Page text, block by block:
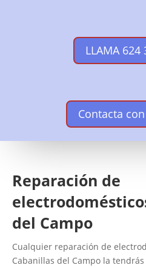
LLAMA 624
Contacta
Reparación de
del Campo
Cualquier reparación de
Cabanillas del Campo la